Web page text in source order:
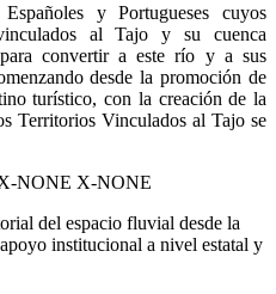
y Portugueses cuyos
al Tajo y su cuenca
convertir a este río y a sus
desde la promoción de
turístico, con la creación de la
Territorios Vinculados al Tajo se
X-NONE X-NONE
del espacio fluvial desde la
institucional a nivel estatal y